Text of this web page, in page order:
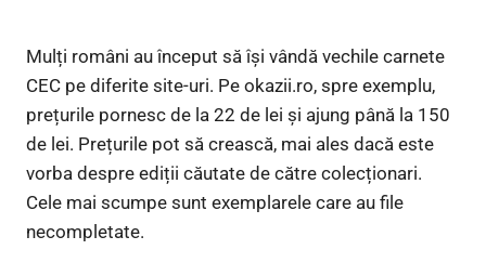
Mulți români au început să își vândă vechile carnete
CEC pe diferite site-uri. Pe okazii.ro, spre exemplu,
prețurile pornesc de la 22 de lei și ajung până la 150
de lei. Prețurile pot să crească, mai ales dacă este
vorba despre ediții căutate de către colecționari.
Cele mai scumpe sunt exemplarele care au file
necompletate.